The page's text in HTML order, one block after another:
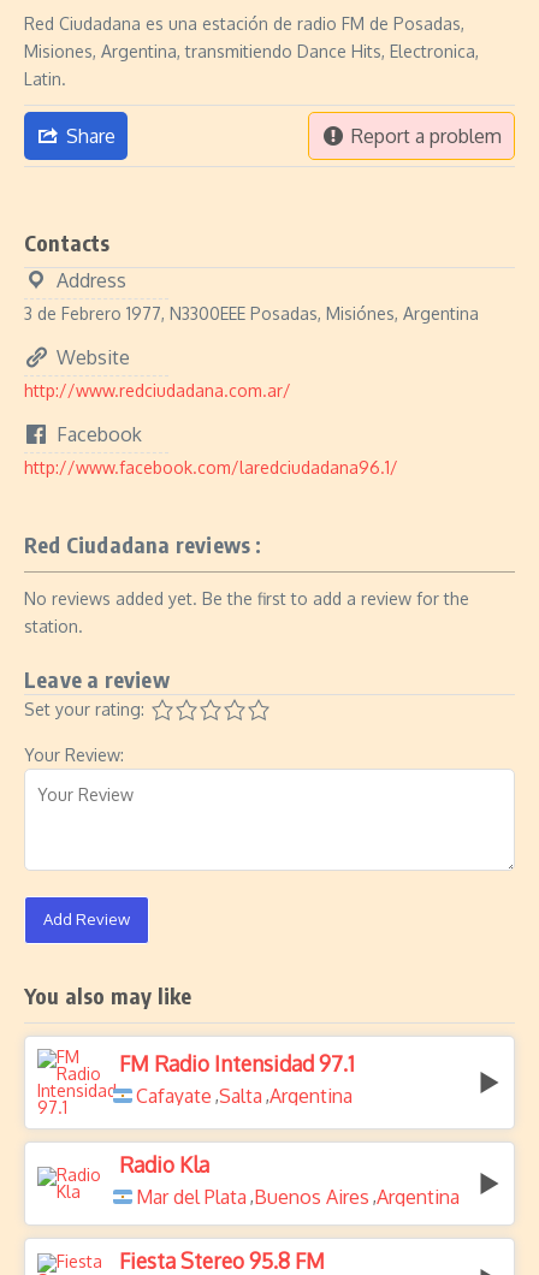
Red Ciudadana es una estación de radio FM de Posadas,
Misiones, Argentina, transmitiendo Dance Hits, Electronica,
Latin.
Share Report a problem
Contacts
Address
3 de Febrero 1977, N3300EEE Posadas, Misiónes, Argentina
Website
http://www.redciudadana.com.ar/
Facebook
http://www.facebook.com/laredciudadana96.1/
Red Ciudadana reviews :
No reviews added yet. Be the first to add a review for the
station.
Leave a review
Set your rating:
Your Review:
Add Review
You also may like
FM Radio Intensidad 97.1
Cafayate ,Salta ,Argentina
Radio Kla
Mar del Plata ,Buenos Aires ,Argentina
Fiesta Stereo 95.8 FM